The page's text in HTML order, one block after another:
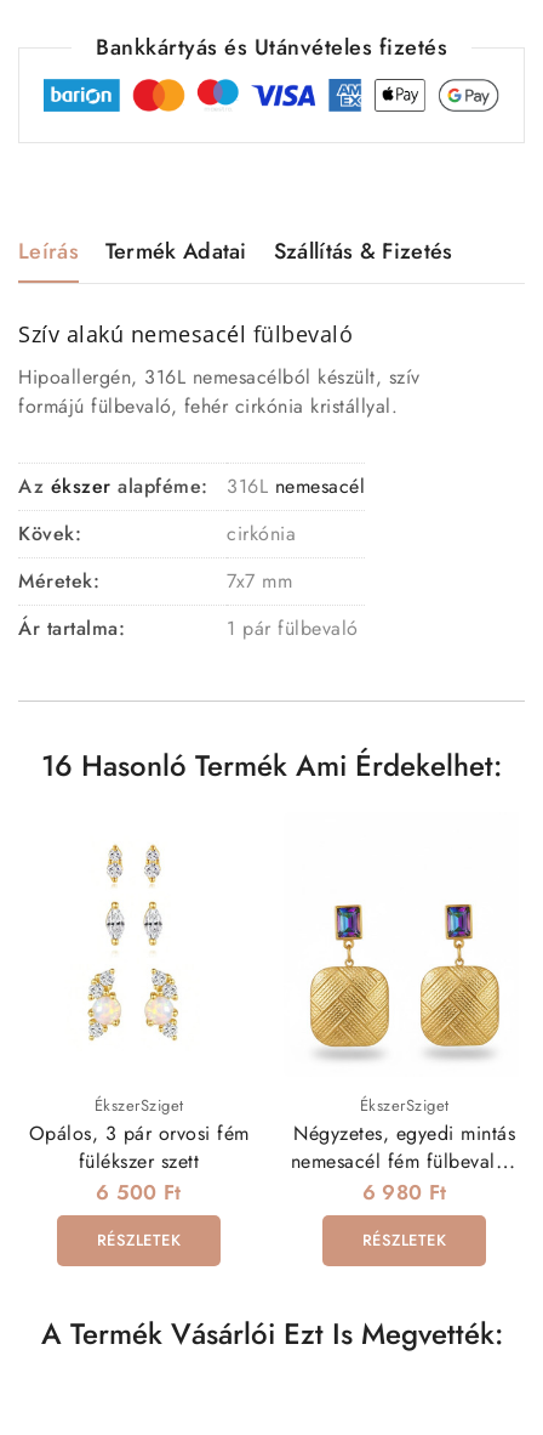
Bankkártyás és Utánvételes fizetés
Leírás Termék Adatai Szállítás & Fizetés
Szív alakú nemesacél fülbevaló
Hipoallergén, 316L nemesacélból készült, szív
formájú fülbevaló, fehér cirkónia kristállyal.
Az ékszer alapféme: 316L nemesacél
Kövek:
cirkónia
Méretek:
7x7 mm
Ár tartalma:
1 pár fülbevaló
16 Hasonló Termék Ami Érdekelhet:
ÉkszerSziget
Opálos, 3 pár orvosi fém
fülékszer szett
6 500 Ft
RÉSZLETEK
ÉkszerSziget
Négyzetes, egyedi mintás
nemesacél fém fülbevaló -
arany
6 980 Ft
RÉSZLETEK
A Termék Vásárlói Ezt Is Megvették: